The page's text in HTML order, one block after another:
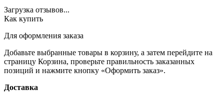
Загрузка отзывов...
Как купить
Для оформления заказа
Добавьте выбранные товары в корзину, а затем перейдите на
страницу Корзина, проверьте правильность заказанных
позиций и нажмите кнопку «Оформить заказ».
Доставка